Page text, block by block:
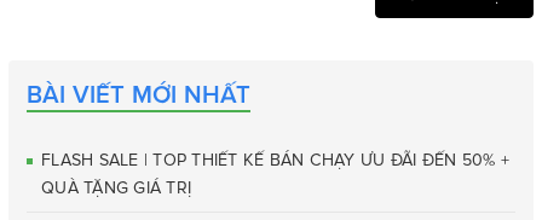
BÀI VIẾT MỚI NHẤT
FLASH SALE | TOP THIẾT KẾ BÁN CHẠY ƯU ĐÃI ĐẾN 50% +
QUÀ TẶNG GIÁ TRỊ